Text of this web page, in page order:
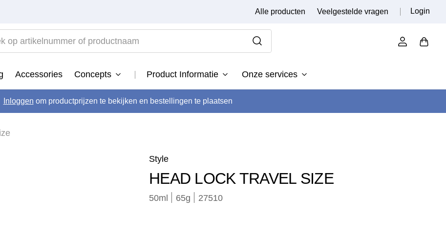
Alle producten Veelgestelde vragen Login
Accessories Concepts Product Informatie Onze services
Inloggen om productprijzen te bekijken en bestellingen te plaatsen
Style
HEAD LOCK TRAVEL SIZE
50ml 65g 27510
TOP SEARCHES
2. tinta
4.